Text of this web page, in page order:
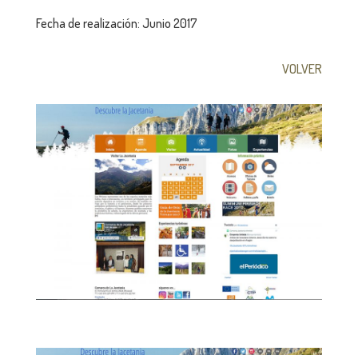
Fecha de realización: Junio 2017
VOLVER